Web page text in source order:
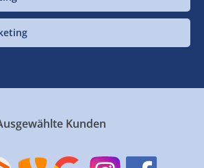
Kunden